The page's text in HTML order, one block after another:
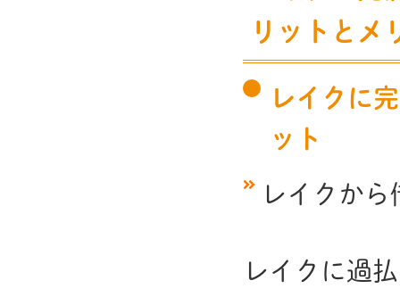
リットとメ
レイクに
ット
レイクか
レイクに過